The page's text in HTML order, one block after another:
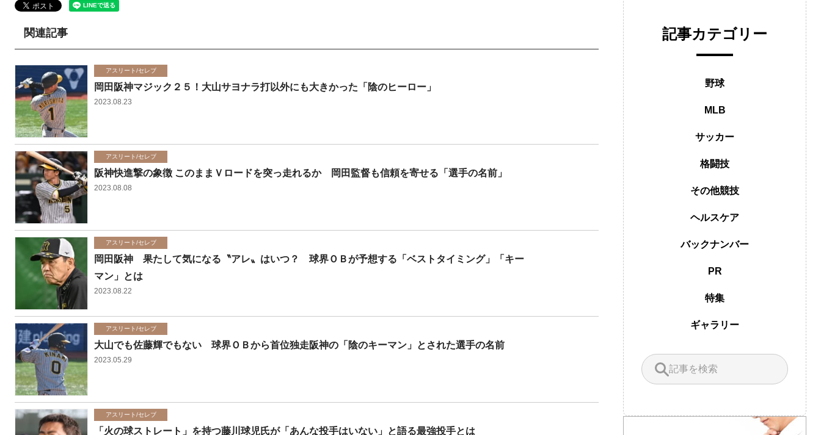
関連記事
アスリート/セレブ
岡田阪神マジック２５！大山サヨナラ打以外にも大きかった「陰のヒーロー」
2023.08.23
アスリート/セレブ
阪神快進撃の象徴 このままＶロードを突っ走れるか 岡田監督も信頼を寄せる「選手の名前」
2023.08.08
アスリート/セレブ
岡田阪神 果たして気になる〝アレ〟はいつ？ 球界ＯＢが予想する「ベストタイミング」「キー
マン」とは
2023.08.22
アスリート/セレブ
大山でも佐藤輝でもない 球界ＯＢから首位独走阪神の「陰のキーマン」とされた選手の名前
2023.05.29
アスリート/セレブ
「火の球ストレート」を持つ藤川球児氏が「あんな投手はいない」と語る最強投手とは
記事カテゴリー
野球
MLB
サッカー
格闘技
その他競技
ヘルスケア
バックナンバー
PR
特集
ギャラリー